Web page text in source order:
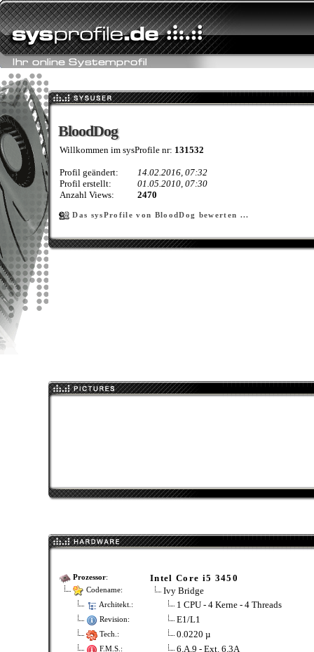
BloodDog
BloodDog
Willkommen im sysProfile nr: 131532
Profil geändert:
14.02.2016, 07:32
Profil erstellt:
01.05.2010, 07:30
Anzahl Views:
2470
Das sysProfile von BloodDog bewerten ...
Prozessor: Intel Core i5 3450
Codename: Ivy Bridge
Architekt.: 1 CPU - 4 Kerne - 4 Threads
Revision: E1/L1
Tech.: 0.0220 µ
F.M.S.: 6.A.9 - Ext. 6.3A